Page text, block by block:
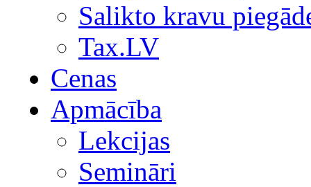
Salikto kravu
Tax.LV
Cenas
Apmācība
Lekcijas
Semināri